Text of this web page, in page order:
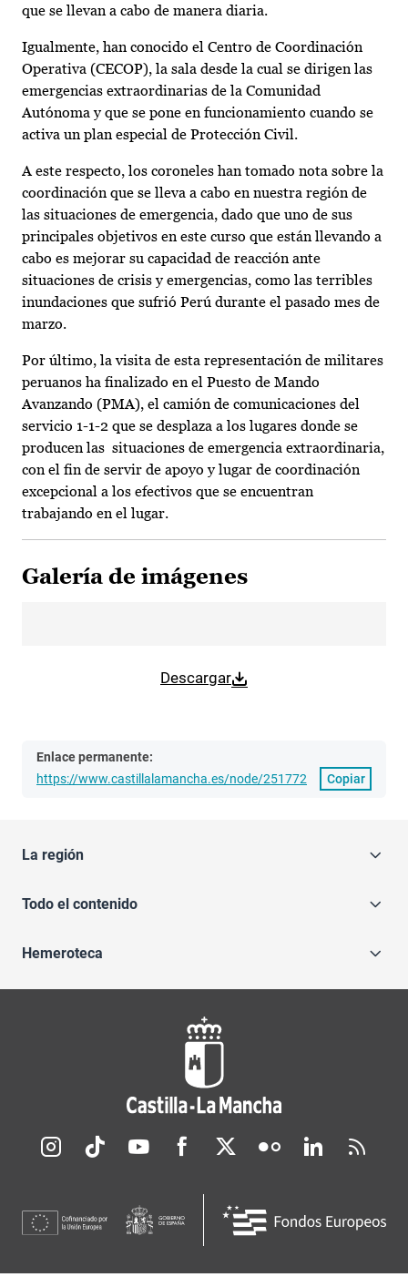
que se llevan a cabo de manera diaria.
Igualmente, han conocido el Centro de Coordinación
Operativa (CECOP), la sala desde la cual se dirigen las
emergencias extraordinarias de la Comunidad
Autónoma y que se pone en funcionamiento cuando se
activa un plan especial de Protección Civil.
A este respecto, los coroneles han tomado nota sobre la
coordinación que se lleva a cabo en nuestra región de
las situaciones de emergencia, dado que uno de sus
principales objetivos en este curso que están llevando a
cabo es mejorar su capacidad de reacción ante
situaciones de crisis y emergencias, como las terribles
inundaciones que sufrió Perú durante el pasado mes de
marzo.
Por último, la visita de esta representación de militares
peruanos ha finalizado en el Puesto de Mando
Avanzando (PMA), el camión de comunicaciones del
servicio 1-1-2 que se desplaza a los lugares donde se
producen las situaciones de emergencia extraordinaria,
con el fin de servir de apoyo y lugar de coordinación
excepcional a los efectivos que se encuentran
trabajando en el lugar.
Galería de imágenes
Descargar
Enlace permanente:
https://www.castillalamancha.es/node/251772
Copiar
La región
Todo el contenido
Hemeroteca
Redes sociales JCCM